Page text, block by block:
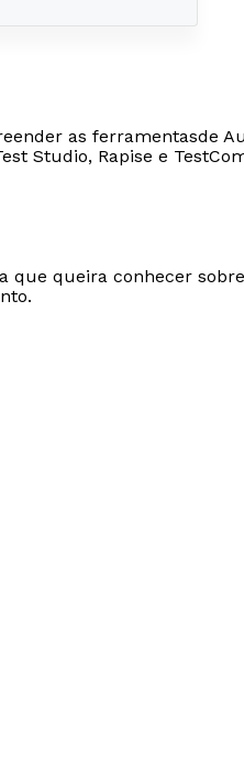
as ferramentasde
Studio, Rapise e
que queira conhecer